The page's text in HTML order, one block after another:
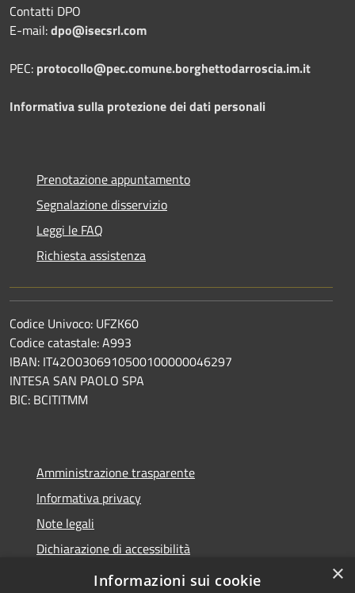
Contatti DPO
E-mail:dpo@isecsrl.com
PEC: protocollo@pec.comune.borghettodarroscia.im.it
Informativa sulla protezione dei dati personali
Prenotazione appuntamento
Segnalazione disservizio
Leggi le FAQ
Richiesta assistenza
Codice Univoco: UFZK60
Codice catastale: A993
IBAN: IT42O0306910500100000046297
INTESA SAN PAOLO SPA
BIC: BCITITMM
Amministrazione trasparente
Informativa privacy
Note legali
Dichiarazione di accessibilità
Meccanismo di feedback
×
Informazioni sui cookie